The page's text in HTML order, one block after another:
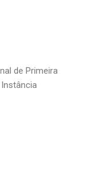
de Primeira
Instância